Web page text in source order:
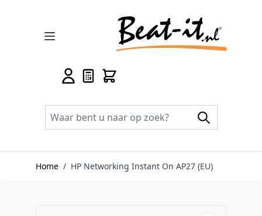
Home / HP Networking Instant On AP27 (EU)